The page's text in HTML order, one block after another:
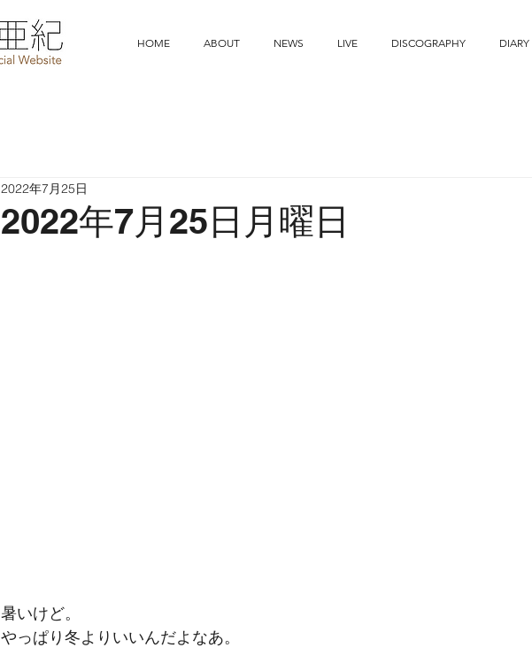
HOME ABOUT NEWS LIVE DISCOGRAPHY DIARY
2022年7月25日月曜日
2022年7月25日
暑いけど。
やっぱり冬よりいいんだよなあ。